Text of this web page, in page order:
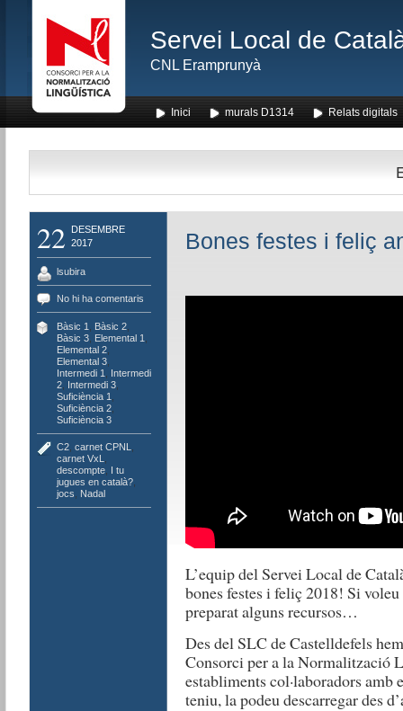
Servei Local de
CNL Eramprunyà
Inici murals D1314 Relats digitals
22
DESEMBRE
2017
lsubira
No hi ha comentaris
Bàsic 1 Bàsic 2,
Bàsic 3, Elemental 1
Elemental 2,
Elemental 3,
Intermedi 1
Intermedi
2, Intermedi 3,
Suficiència 1
Suficiència 2,
Suficiència 3
C2, carnet CPNL
carnet VxL
descompte, I tu
jugues en català?,
jocs
Nadal
Bones festes i feliç
L’equip del Servei Local de
bones festes i feliç 2018! Si
preparat alguns recursos…
Des del SLC de Castelldefels
Consorci per a la Normalització
establiments col·laboradors
teniu, la podeu descarregar des